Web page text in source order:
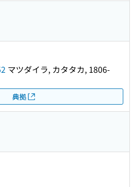
マツダイラ, カタタカ, 1806-
典拠